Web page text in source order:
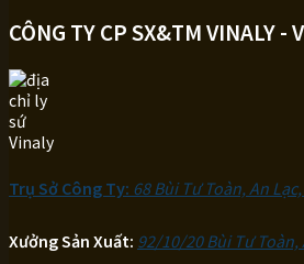
CÔNG TY CP SX&TM VINALY -
Trụ Sở Công Ty: 68 Bùi Tư Toàn, An
Xưởng Sản Xuất: 92/10/20 Bùi Tư Toàn,